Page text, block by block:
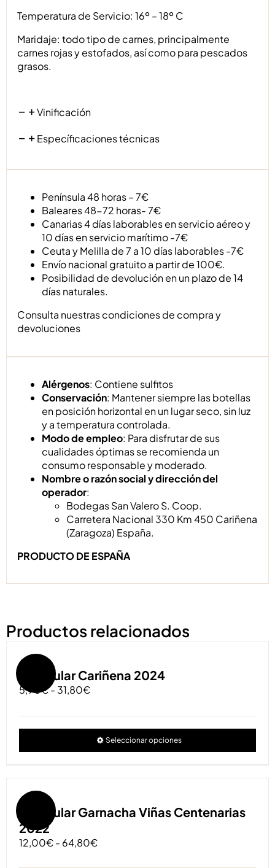
Temperatura de Servicio: 16º – 18º C
Maridaje: todo tipo de carnes, principalmente
carnes rojas y estofados, así como para pescados
grasos.
Vinificación
Específicaciones técnicas
Península 48 horas – 7€
Baleares 48-72 horas- 7€
Canarias 4 días laborables en servicio aéreo y
10 días en servicio marítimo -7€
Ceuta y Melilla de 7 a 10 días laborables -7€
Envío nacional gratuito a partir de 100€.
Posibilidad de devolución en un plazo de 14
días naturales.
Consulta nuestrascondiciones de compra y
devoluciones
Alérgenos: Contiene sulfitos
Conservación: Mantener siempre las botellas
en posición horizontal en un lugar seco, sin luz
y a temperatura controlada.
Modo de empleo: Para disfrutar de sus
cualidades óptimas se recomienda un
consumo responsable y moderado.
Nombre o razón social y dirección del
operador:
Bodegas San Valero S. Coop.
Carretera Nacional 330 Km 450 Cariñena
(Zaragoza) España.
PRODUCTO DE ESPAÑA
Productos relacionados
Particular Cariñena 2024
5,90€- 31,80€Rango
precios:
desde
5,90€
hasta
Seleccionar opciones
Particular Garnacha Viñas Centenarias
2022
12,00€- 64,80€Rango